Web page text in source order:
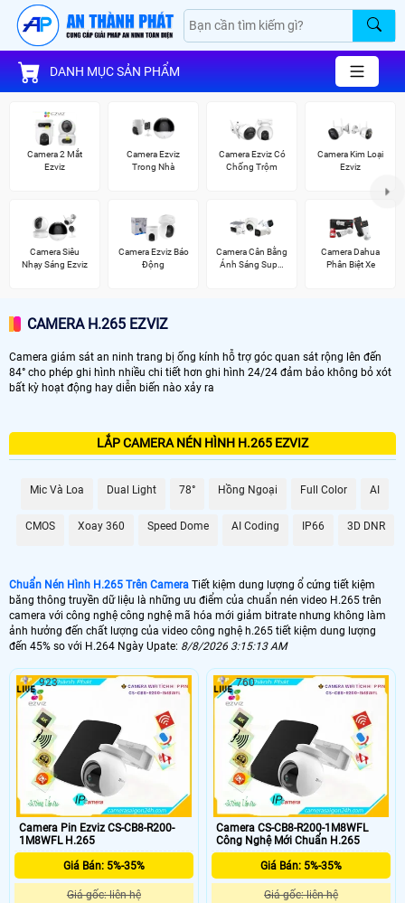
DANH MỤC SẢN PHẨM
Camera 2 Mắt
Ezviz
Camera Ezviz
Trong Nhà
Camera Ezviz Có
Chống Trộm
Camera Kim Loại
Ezviz
Camera Siêu
Nhạy Sáng Ezviz
Camera Ezviz Báo
Động
Camera Cân Bằng
Ánh Sáng Super
Camera Dahua
Phân Biệt Xe
CAMERA H.265 EZVIZ
Camera giám sát an ninh trang bị ống kính hỗ trợ góc quan sát rộng lên đến
84° cho phép ghi hình nhiều chi tiết hơn ghi hình 24/24 đảm bảo không bỏ xót
bất kỳ hoạt động hay diễn biến nào xảy ra
LẮP CAMERA NÉN HÌNH H.265 EZVIZ
Mic Và Loa Dual Light 78° Hồng Ngoại Full Color AI
CMOS Xoay 360 Speed Dome AI Coding IP66 3D DNR
Chuẩn Nén Hình H.265 Trên Camera Tiết kiệm dung lượng ổ cứng tiết kiệm
băng thông truyền dữ liệu là những ưu điểm của chuẩn nén video H.265 trên
camera với công nghệ công nghệ mã hóa mới giảm bitrate nhưng không làm
ảnh hưởng đến chất lượng của video công nghệ h.265 tiết kiệm dung lượng
đến 45% so với H.264 Ngày Upate: 8/8/2026 3:15:13 AM
Camera Pin Ezviz CS-CB8-R200-
1M8WFL H.265
Giá Bán: 5%-35%
Giá gốc: liên hệ
923
Camera CS-CB8-R200-1M8WFL
Công Nghệ Mới Chuẩn H.265
Giá Bán: 5%-35%
Giá gốc: liên hệ
760